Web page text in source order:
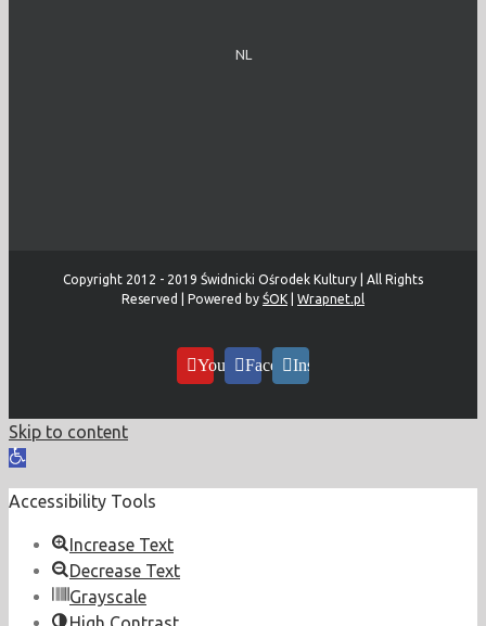
NL
Copyright 2012 - 2019 Świdnicki Ośrodek Kultury | All Rights
Reserved | Powered by ŚOK Wrapnet.pl
YouTubeFacebookInstagram
Skip to content
Open
Accessibility Tools
Increase Text
Decrease Text
Grayscale